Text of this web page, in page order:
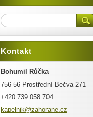
Kontakt
Bohumil Růčka
756 56 Prostřední Bečva 271
+420 739 058 704
kapelnik@zahorane.cz